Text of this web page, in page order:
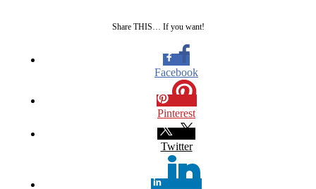
Share THIS… If you want!
Facebook
Pinterest
Twitter